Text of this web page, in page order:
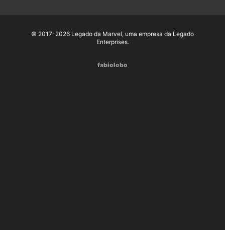
© 2017-2026 Legado da Marvel, uma empresa da Legado
Enterprises.
fabiolobo